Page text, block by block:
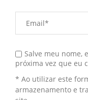
Salve meu nome,
próxima vez que eu
* Ao utilizar este
armazenamento e